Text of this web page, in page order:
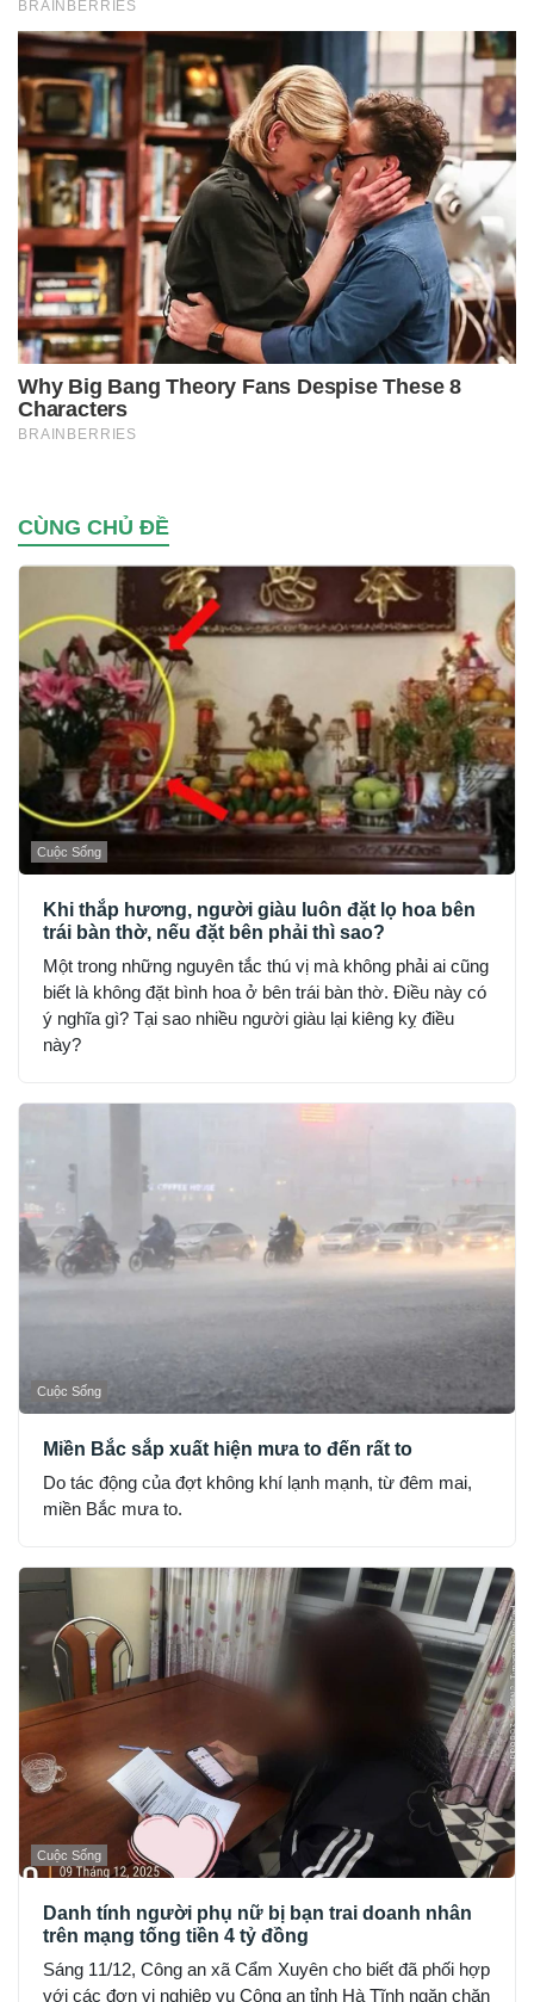
CÙNG CHỦ ĐỀ
Cuộc Sống
Khi thắp hương, người giàu luôn đặt lọ hoa bên
trái bàn thờ, nếu đặt bên phải thì sao?
Một trong những nguyên tắc thú vị mà không phải ai cũng
biết là không đặt bình hoa ở bên trái bàn thờ. Điều này có
ý nghĩa gì? Tại sao nhiều người giàu lại kiêng kỵ điều
này?
Cuộc Sống
Miền Bắc sắp xuất hiện mưa to đến rất to
Do tác động của đợt không khí lạnh mạnh, từ đêm mai,
miền Bắc mưa to.
Cuộc Sống
Danh tính người phụ nữ bị bạn trai doanh nhân
trên mạng tống tiền 4 tỷ đồng
Sáng 11/12, Công an xã Cẩm Xuyên cho biết đã phối hợp
với các đơn vị nghiệp vụ Công an tỉnh Hà Tĩnh ngăn chặn